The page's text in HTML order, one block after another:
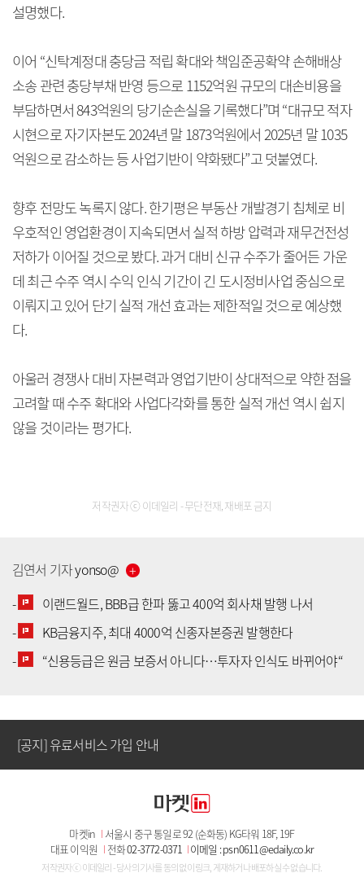
설명했다.
이어 “신탁계정대 충당금 적립 확대와 책임준공확약 손해배상
소송 관련 충당부채 반영 등으로 1152억원 규모의 대손비용을
부담하면서 843억원의 당기순손실을 기록했다”며 “대규모 적자
시현으로 자기자본도 2024년 말 1873억원에서 2025년 말 1035
억원으로 감소하는 등 사업기반이 약화됐다”고 덧붙였다.
향후 전망도 녹록지 않다. 한기평은 부동산 개발경기 침체로 비
우호적인 영업환경이 지속되면서 실적 하방 압력과 재무건전성
저하가 이어질 것으로 봤다. 과거 대비 신규 수주가 줄어든 가운
데 최근 수주 역시 수익 인식 기간이 긴 도시정비사업 중심으로
이뤄지고 있어 단기 실적 개선 효과는 제한적일 것으로 예상했
다.
아울러 경쟁사 대비 자본력과 영업기반이 상대적으로 약한 점을
고려할 때 수주 확대와 사업다각화를 통한 실적 개선 역시 쉽지
않을 것이라는 평가다.
저작권자 ⓒ 이데일리 - 무단전재, 재배포 금지
김연서 기자yonso@
-
이랜드월드, BBB급 한파 뚫고 400억 회사채 발행 나서
-
KB금융지주, 최대 4000억 신종자본증권 발행한다
-
“신용등급은 원금 보증서 아니다…투자자 인식도 바뀌어야“
[공지] 유료서비스 가입 안내
[공지] 유료서비스 가입 안내
[공지] 새로워진 마켓인, 성공투자 창을 열다
[공지] 유료서비스 가입 안내
마켓in I 서울시 중구 통일로 92 (순화동) KG타워 18F, 19F
대표 이익원 I 전화02-3772-0371 I이메일 : psn0611@edaily.co.kr
저작권자 ⓒ 이데일리 - 당사의 기사를 동의 없이 링크, 게재하거나 배포하실 수 없습니다.